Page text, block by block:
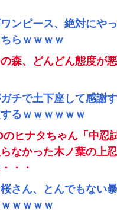
ワンピース、絶対にや
らｗｗｗｗ
の森、どんどん態度が
ガチで土下座して感謝
るｗｗｗｗｗｗ
のヒナタちゃん「中忍
なかった木ノ葉の上
・・
桜さん、とんでもない
ｗｗｗｗ